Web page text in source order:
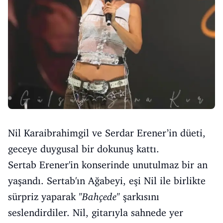
Nil Karaibrahimgil ve Serdar Erener’in düeti,
geceye duygusal bir dokunuş kattı.
Sertab Erener'in konserinde unutulmaz bir an
yaşandı. Sertab'ın Ağabeyi, eşi Nil ile birlikte
sürpriz yaparak "Bahçede" şarkısını
seslendirdiler. Nil, gitarıyla sahnede yer